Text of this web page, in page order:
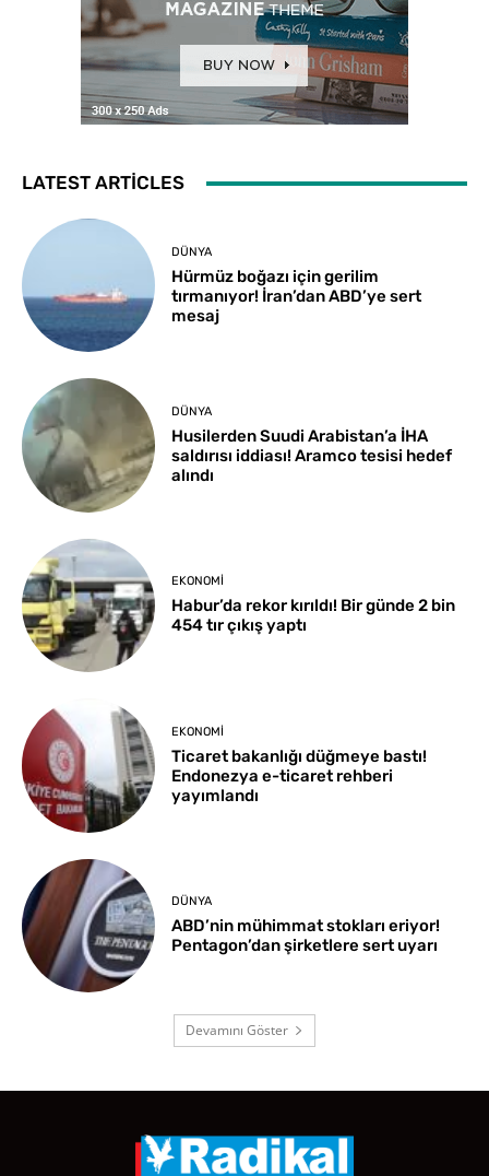
LATEST ARTICLES
DÜNYA
Hürmüz boğazı için gerilim
tırmanıyor! İran’dan ABD’ye sert
mesaj
DÜNYA
Husilerden Suudi Arabistan’a İHA
saldırısı iddiası! Aramco tesisi hedef
alındı
EKONOMI
Habur’da rekor kırıldı! Bir günde 2 bin
454 tır çıkış yaptı
EKONOMI
Ticaret bakanlığı düğmeye bastı!
Endonezya e-ticaret rehberi
yayımlandı
DÜNYA
ABD’nin mühimmat stokları eriyor!
Pentagon’dan şirketlere sert uyarı
Devamını Göster